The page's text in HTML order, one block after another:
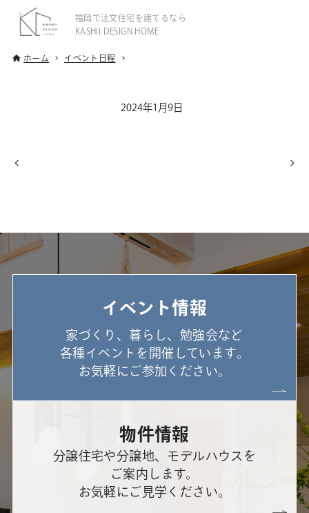
福岡で注文住宅を建てるなら
KASHII DESIGN HOME
ホーム イベント日程
2024年1月9日
イベント情報
家づくり、暮らし、勉強会など
各種イベントを開催しています。
お気軽にご参加ください。
物件情報
分譲住宅や分譲地、モデルハウスを
ご案内します。
お気軽にご見学ください。